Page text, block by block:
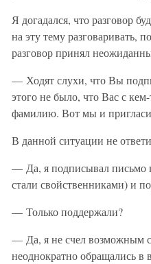
Я догадался, что разговор
на эту тему разговаривать,
разговор принял
— Ходят слухи, что Вы
этого не было, что Вас с
фамилию. Вот мы и
В данной ситуации не
— Да, я подписывал письмо
стали свойственниками) и
— Только поддержали?
— Да, я не счел возможным
неоднократно обращались в